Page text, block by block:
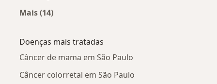
Mais (14)
Doenças mais tratadas
Câncer de mama em São Paulo
Câncer colorretal em São Paulo